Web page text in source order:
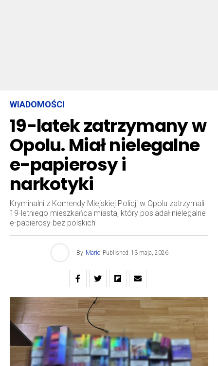
WIADOMOŚCI
19-latek zatrzymany w
Opolu. Miał nielegalne
e-papierosy i
narkotyki
Kryminalni z Komendy Miejskiej Policji w Opolu zatrzymali
19-letniego mieszkańca miasta, który posiadał nielegalne
e-papierosy bez polskich
By Mario Published 13 maja, 2026